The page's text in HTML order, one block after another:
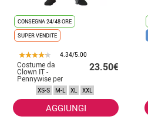
CONSEGNA 24/48 ORE
SUPER VENDITE
4.34/5.00
Costume da
Clown IT -
Pennywise per
uomo
23.50€
XS-S M-L XL XXL
AGGIUNGI